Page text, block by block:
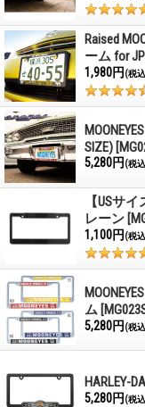
Raised
ーム for
1,980円 (税
SIZE)
5,280円 (税
【USサ
レーン
1,100円 (税
ム
5,280円 (税
HARLEY-
5,280円 (税